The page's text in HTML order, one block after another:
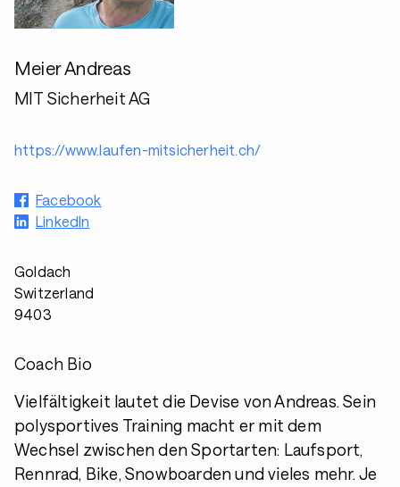
Meier Andreas
MIT Sicherheit AG
https://www.laufen-mitsicherheit.ch/
Facebook
LinkedIn
Goldach
Switzerland
9403
Coach Bio
Vielfältigkeit lautet die Devise von Andreas. Sein
polysportives Training macht er mit dem
Wechsel zwischen den Sportarten: Laufsport,
Rennrad, Bike, Snowboarden und vieles mehr. Je